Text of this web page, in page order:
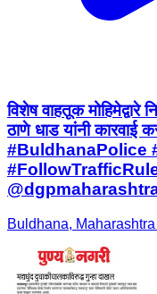
विशेष वाहतूक मोहिमेद्वारे
ठाणे धाड यांनी
#BuldhanaPolice
Buldhana,